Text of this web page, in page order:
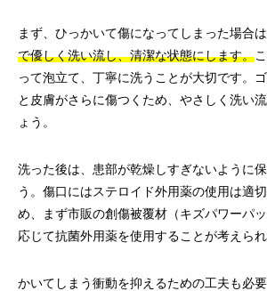
まず、ひっかいて傷になってしまった場合は
で優しく洗い流し、清潔な状態にします。
って泡立て、丁寧に洗うことが大切です。
と皮膚がさらに傷つくため、やさしく洗い
ょう。
洗った後は、患部が乾燥しすぎないように
う。傷口にはステロイド外用薬の使用は適
め、まず市販の創傷被覆材（キズパワーパ
応じて抗菌外用薬を使用することが考えられ
かいてしまう衝動を抑えるための工夫も必